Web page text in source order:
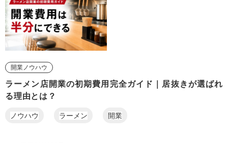
開業ノウハウ
ラーメン店開業の初期費用完全ガイド｜居抜きが選ばれ
る理由とは？
ノウハウ ラーメン 開業